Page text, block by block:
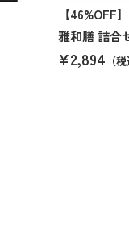
【46%OFF】
雅和膳 詰合
¥2,894 （